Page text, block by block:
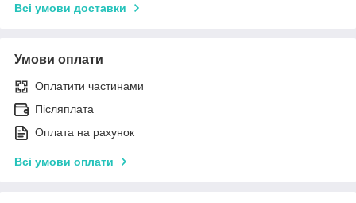
Всі умови доставки
Умови оплати
Оплатити частинами
Післяплата
Оплата на рахунок
Всі умови оплати